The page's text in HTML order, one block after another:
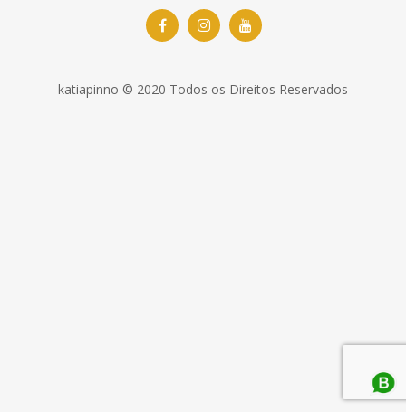
katiapinno © 2020 Todos os Direitos Reservados